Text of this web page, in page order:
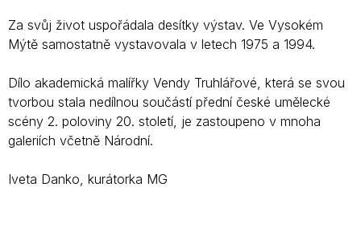
Za svůj život uspořádala desítky výstav. Ve Vysokém
Mýtě samostatně vystavovala v letech 1975 a 1994.
Dílo akademická malířky Vendy Truhlářové, která se svou
tvorbou stala nedílnou součástí přední české umělecké
scény 2. poloviny 20. století, je zastoupeno v mnoha
galeriích včetně Národní.
Iveta Danko, kurátorka MG